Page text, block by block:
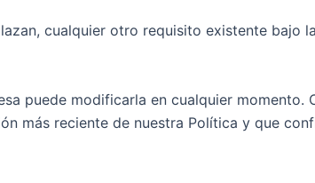
cualquier otro requisito existente bajo
puede modificarla en cualquier momento.
más reciente de nuestra Política y que